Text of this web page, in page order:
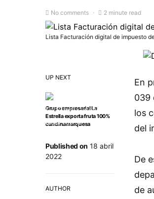
No comments 2 minute read
Lista Facturación digital de impuesto
UP NEXT
Grupo empresarial La
Estrella exporta fruta 100%
cundinamarquesa
Published on 18 abril
2022
AUTHOR
En
039
los
del
De
de